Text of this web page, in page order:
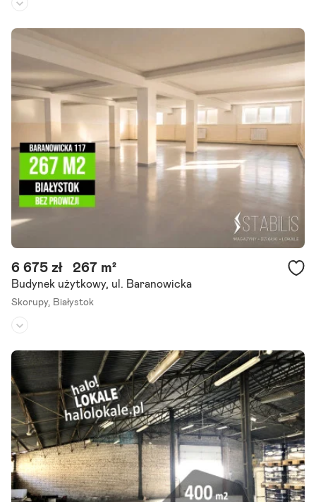
Atrakcyjna inwestycja w Białymstoku - Nieruchomość z potencjałe
m Oferujemy na sprzedaż wyjątkowy budynek wielofunkcyjny zlokal
izowany w jednym z najbardziej rozwijających się.
Szczegóły ogłoszenia
Budynek użytkowy, ul. Baranowicka
Skorupy, Białystok
6 675 zł 267 m²
Przeznaczenie:magazynowe
Powierzchnia działki:-
Oferta bez prowizji biura - Najemca zwolniony z wynagrodzenia poś
rednika. - lokale w budynku znajdującym się na osiedlu Skorupy. Każ
da z kondygnacji jest naturalnie doświetlona poprzez.
Szczegóły ogłoszenia